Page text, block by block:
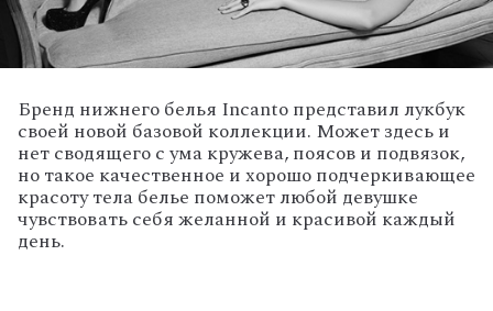
Бренд нижнего белья Incanto представил лукбук
своей новой базовой коллекции. Может здесь и
нет сводящего с ума кружева, поясов и подвязок,
но такое качественное и хорошо подчеркивающее
красоту тела белье поможет любой девушке
чувствовать себя желанной и красивой каждый
день.